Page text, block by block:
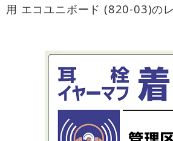
用 エコユニボード (820-03)の